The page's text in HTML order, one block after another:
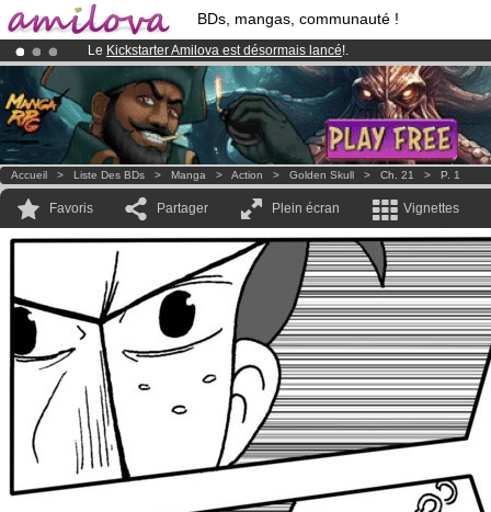
BDs, mangas, communauté !
Le Kickstarter Amilova est désormais lancé!.
Abonnement premium: à partir de3.95 eurospar mois !Clique ici
Déjà 100000membreset 1000BDs & Mangas!
Accueil > Liste Des BDs > Manga > Action > Golden Skull > Ch. 21 > P. 1
Favoris Partager Plein écran Vignettes